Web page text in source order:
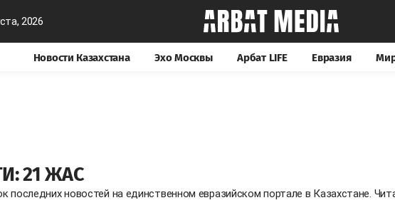
2026
Новости Казахстана Эхо Москвы Арбат LIFE Евразия
21 ЖАС
последних новостей на единственном евразийском портале в Казахстане.